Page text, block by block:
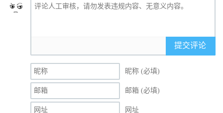
提交评论
昵称 (必填)
邮箱 (必填)
网址